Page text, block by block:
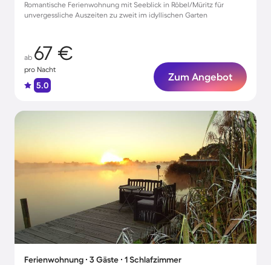
Romantische Ferienwohnung mit Seeblick in Röbel/Müritz für
unvergessliche Auszeiten zu zweit im idyllischen Garten
ab 67 €
pro Nacht
5.0
Zum Angebot
Ferienwohnung ∙ 3 Gäste ∙ 1 Schlafzimmer